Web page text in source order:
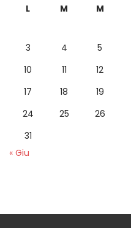
L M M
3
4 5
10
11 12
17
18 19
24
25 26
31
« Giu